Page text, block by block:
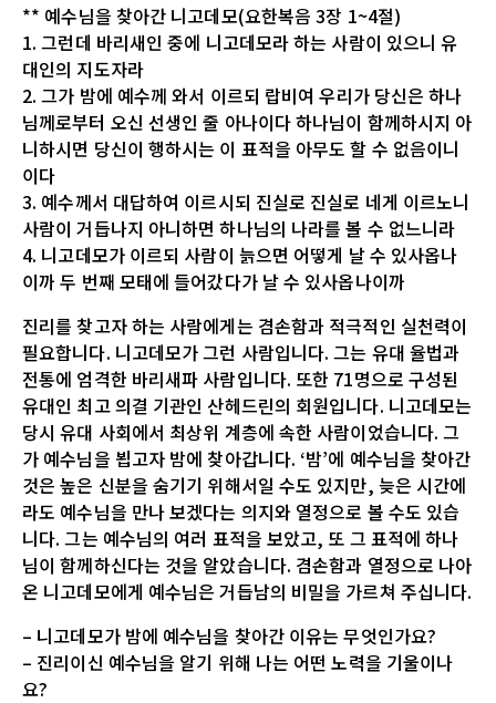
** 예수님을 찾아간 니고데모(요한복음 3장 1~4절)
1. 그런데 바리새인 중에 니고데모라 하는 사람이 있으니 유
대인의 지도자라
2. 그가 밤에 예수께 와서 이르되 랍비여 우리가 당신은 하나
님께로부터 오신 선생인 줄 아나이다 하나님이 함께하시지 아
니하시면 당신이 행하시는 이 표적을 아무도 할 수 없음이니
이다
3. 예수께서 대답하여 이르시되 진실로 진실로 네게 이르노니
사람이 거듭나지 아니하면 하나님의 나라를 볼 수 없느니라
4. 니고데모가 이르되 사람이 늙으면 어떻게 날 수 있사옵나
이까 두 번째 모태에 들어갔다가 날 수 있사옵나이까
진리를 찾고자 하는 사람에게는 겸손함과 적극적인 실천력이
필요합니다. 니고데모가 그런 사람입니다. 그는 유대 율법과
전통에 엄격한 바리새파 사람입니다. 또한 71명으로 구성된
유대인 최고 의결 기관인 산헤드린의 회원입니다. 니고데모는
당시 유대 사회에서 최상위 계층에 속한 사람이었습니다. 그
가 예수님을 뵙고자 밤에 찾아갑니다. ‘밤’에 예수님을 찾아간
것은 높은 신분을 숨기기 위해서일 수도 있지만, 늦은 시간에
라도 예수님을 만나 보겠다는 의지와 열정으로 볼 수도 있습
니다. 그는 예수님의 여러 표적을 보았고, 또 그 표적에 하나
님이 함께하신다는 것을 알았습니다. 겸손함과 열정으로 나아
온 니고데모에게 예수님은 거듭남의 비밀을 가르쳐 주십니다.
– 니고데모가 밤에 예수님을 찾아간 이유는 무엇인가요?
– 진리이신 예수님을 알기 위해 나는 어떤 노력을 기울이나
요?